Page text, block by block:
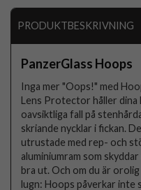
PRODUKTBESKRIVNING
PanzerGlass Hoops
Inga mer "Oops!" med
Lens Protector håller dina
oavsiktliga fall på
skriande nycklar i fickan.
utrustade med rep- och
aluminiumram som
bra ut. Och om du är
lugn: Hoops påverkar inte